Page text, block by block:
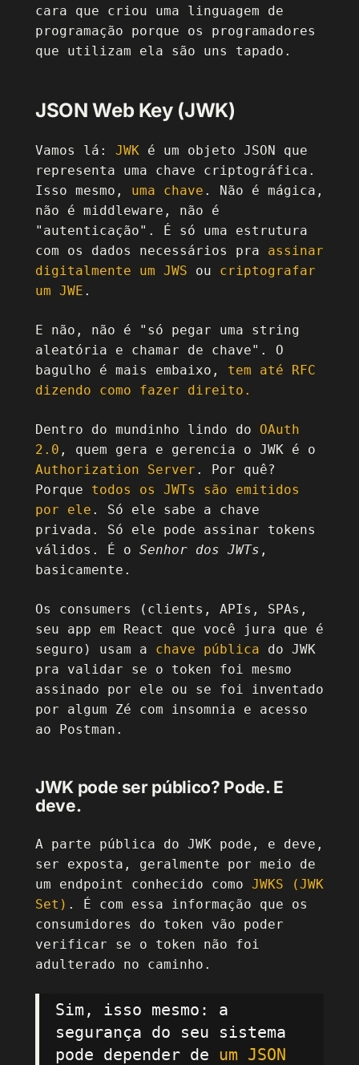
cara que criou uma linguagem de
programação porque os programadores
que utilizam ela são uns tapado.
JSON Web Key (JWK)
Vamos lá: JWK é um objeto JSON que
representa uma chave criptográfica.
Isso mesmo, uma chave . Não é mágica,
não é middleware, não é
"autenticação". É só uma estrutura
com os dados necessários pra assinar
digitalmente um JWS ou criptografar
um JWE .
E não, não é "só pegar uma string
aleatória e chamar de chave". O
bagulho é mais embaixo, tem até RFC
dizendo como fazer direito.
Dentro do mundinho lindo do OAuth
2.0 , quem gera e gerencia o JWK é o
Authorization Server . Por quê?
Porque todos os JWTs são emitidos
por ele . Só ele sabe a chave
privada. Só ele pode assinar tokens
válidos. É o Senhor dos JWTs ,
basicamente.
Os consumers (clients, APIs, SPAs,
seu app em React que você jura que é
seguro) usam a chave pública do JWK
pra validar se o token foi mesmo
assinado por ele ou se foi inventado
por algum Zé com insomnia e acesso
ao Postman.
JWK pode ser público? Pode. E
deve.
A parte pública do JWK pode, e deve,
ser exposta, geralmente por meio de
um endpoint conhecido como JWKS (JWK
Set) . É com essa informação que os
consumidores do token vão poder
verificar se o token não foi
adulterado no caminho.
Sim, isso mesmo: a
segurança do seu sistema
pode depender de um JSON